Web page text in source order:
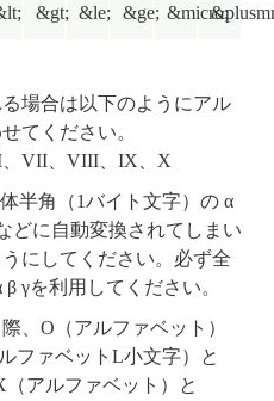
&gt; &le; &ge; &micro;
場合は以下のようにアル
てください。
VII、VIII、IX、X
半角（1バイト文字）の α
どに自動変換されてしまい
にしてください。必ず全
γを利用してください。
、O（アルファベット）
ファベットL小文字）と
アルファベット）と